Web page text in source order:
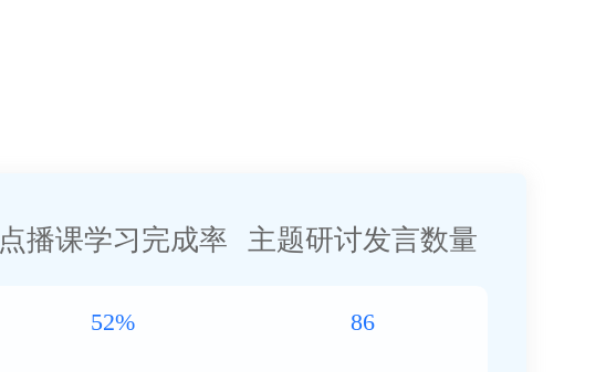
点播课学习完成率 主题研讨发言数量
52% 86